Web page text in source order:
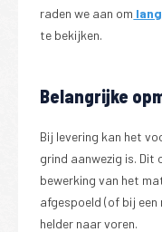
raden we aan om
te bekijken.
Belangrijke
Bij levering kan het
grind aanwezig is.
bewerking van het
afgespoeld (of bij
helder naar voren.